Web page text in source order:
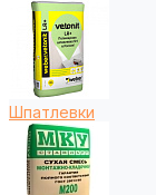
Шпатлевки